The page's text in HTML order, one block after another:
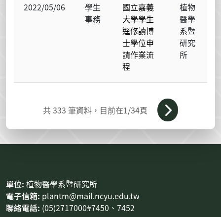
2022/05/06
學生
事務
國立嘉義
大學學生
逕修讀博
士學位申
請作業流
程
植物
醫學
系暨
研究
所
共333 筆資料，目前在1/34頁
單位: 植物醫學系暨研究所
電子信箱: plantm@mail.ncyu.edu.tw
聯絡電話: (05)2717000#7450、7452